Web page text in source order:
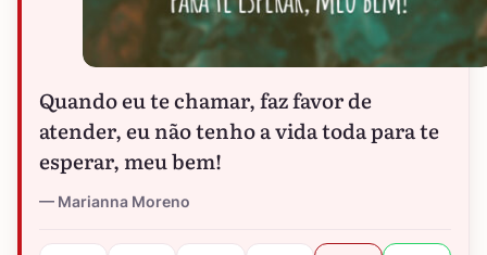
Quando eu te chamar, faz favor de
atender, eu não tenho a vida toda para te
esperar, meu bem!
Marianna Moreno